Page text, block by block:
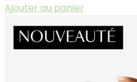
Ajouter au panier